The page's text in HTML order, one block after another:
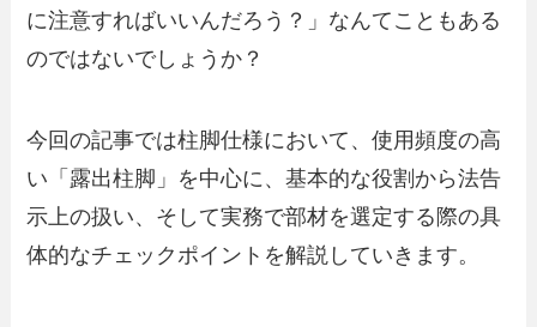
に注意すればいいんだろう？」なんてこともある
のではないでしょうか？
今回の記事では柱脚仕様において、使用頻度の高
い「露出柱脚」を中心に、基本的な役割から法告
示上の扱い、そして実務で部材を選定する際の具
体的なチェックポイントを解説していきます。